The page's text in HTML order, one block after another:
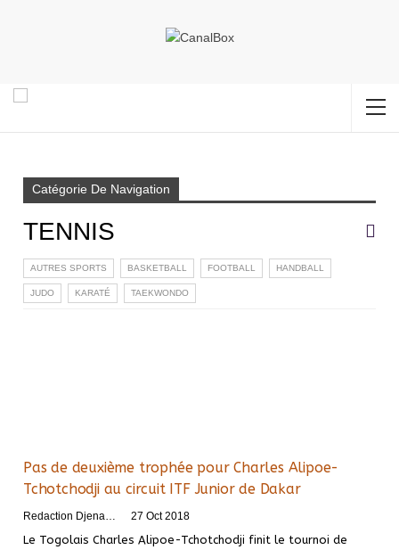
Catégorie De Navigation
TENNIS
AUTRES SPORTS BASKETBALL FOOTBALL HANDBALL
JUDO KARATÉ TAEKWONDO
Pas de deuxième trophée pour Charles Alipoe-
Tchotchodji au circuit ITF Junior de Dakar
27 Oct 2018
Le Togolais Charles Alipoe-Tchotchodji finit le tournoi de